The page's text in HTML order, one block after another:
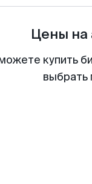
Цены на
купить
выбрать